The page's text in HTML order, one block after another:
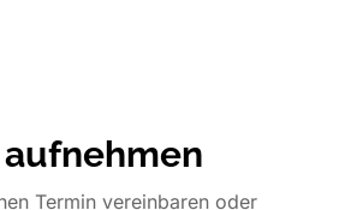
Termin vereinbaren oder